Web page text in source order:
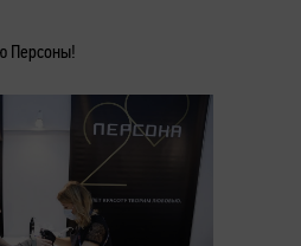
Персоны!